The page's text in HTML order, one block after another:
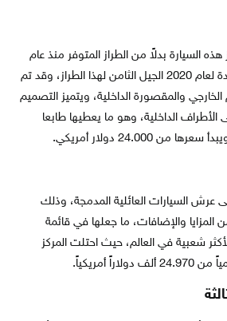
السيارة بدلاً من الطراز المتوفر منذ عام
2015، وتعد السيارة الجديدة لعام 2020 الجيل الثامن لهذا الطراز، وقد تم
والمقصورة الداخلية، ويتميز التصميم
الداخلية، وهو ما يعطيها طابعا
24.000 دولار أمريكي.
عرش السيارات العائلية المدمجة، وذلك
والإضافات، ما جعلها في قائمة
شعبية في العالم، حيث احتلت المركز
أمريكياً.